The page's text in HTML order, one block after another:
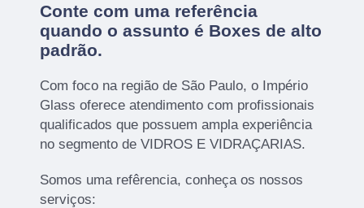
Conte com uma referência
quando o assunto é Boxes de alto
padrão.
Com foco na região de São Paulo, o Império
Glass oferece atendimento com profissionais
qualificados que possuem ampla experiência
no segmento de VIDROS E VIDRAÇARIAS.
Somos uma refêrencia, conheça os nossos
serviços: